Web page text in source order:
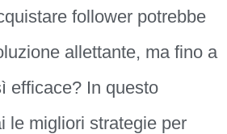
follower potrebbe
allettante, ma fino a
efficace? In questo
le migliori strategie per